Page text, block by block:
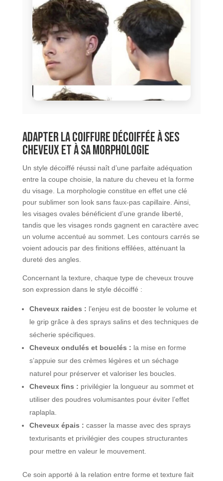
Adapter la coiffure décoiffée à ses
cheveux et à sa morphologie
Un style décoiffé réussi naît d’une parfaite adéquation
entre la coupe choisie, la nature du cheveu et la forme
du visage. La morphologie constitue en effet une clé
pour sublimer son look sans faux-pas capillaire. Ainsi,
les visages ovales bénéficient d’une grande liberté,
tandis que les visages ronds gagnent en caractère avec
un volume accentué au sommet. Les contours carrés se
voient adoucis par des finitions effilées, atténuant la
dureté des angles.
Concernant la texture, chaque type de cheveux trouve
son expression dans le style décoiffé :
Cheveux raides : l’enjeu est de booster le volume et
le grip grâce à des sprays salins et des techniques de
sécherie spécifiques.
Cheveux ondulés et bouclés : la mise en forme
s’appuie sur des crèmes légères et un séchage
naturel pour préserver et valoriser les boucles.
Cheveux fins : privilégier la longueur au sommet et
utiliser des poudres volumisantes pour éviter l’effet
raplapla.
Cheveux épais : casser la masse avec des sprays
texturisants et privilégier des coupes structurantes
pour mettre en valeur le mouvement.
Ce soin apporté à la relation entre forme et texture fait